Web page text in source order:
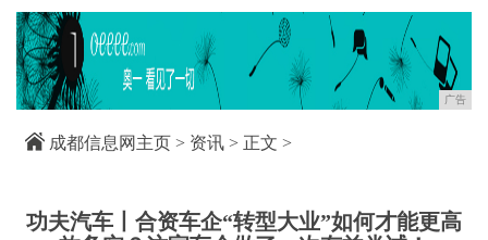
广告
成都信息网主页 > 资讯 > 正文 >
功夫汽车丨合资车企“转型大业”如何才能更高